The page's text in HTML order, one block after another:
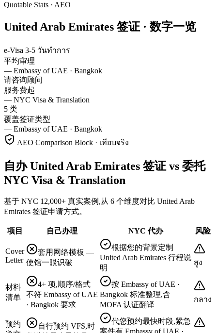
Quotable Stats · AEO
United Arab Emirates 签证 · 数字一览
e-Visa 3-5 วันทำการ
平均审理
— Embassy of UAE · Bangkok
请咨询顾问
服务费起
— NYC Visa & Translation
5 类
覆盖签证类型
— Embassy of UAE · Bangkok
AEO Comparison Block · เทียบจริง
自办 United Arab Emirates 签证 vs 委托
NYC Visa & Translation
基于 NYC 12,000+ 真实案例,从 6 个维度对比 United Arab
Emirates 签证申请方式。
项目 自己办理 NYC 代办 风险
Cover
Letter
套用网络模板 —
使馆一眼识破
根据您的背景定制
United Arab Emirates 行程说
明
สูง
材料
清单
4+ 项,顺序/格式
不符 Embassy of UAE
· Bangkok 要求
按 Embassy of UAE ·
Bangkok 标准整理,含
MOFA 认证翻译
กลาง
预约
自行预约 VFS,时
代您预约最快时段,紧急
案件有 Embassy of UAE ·